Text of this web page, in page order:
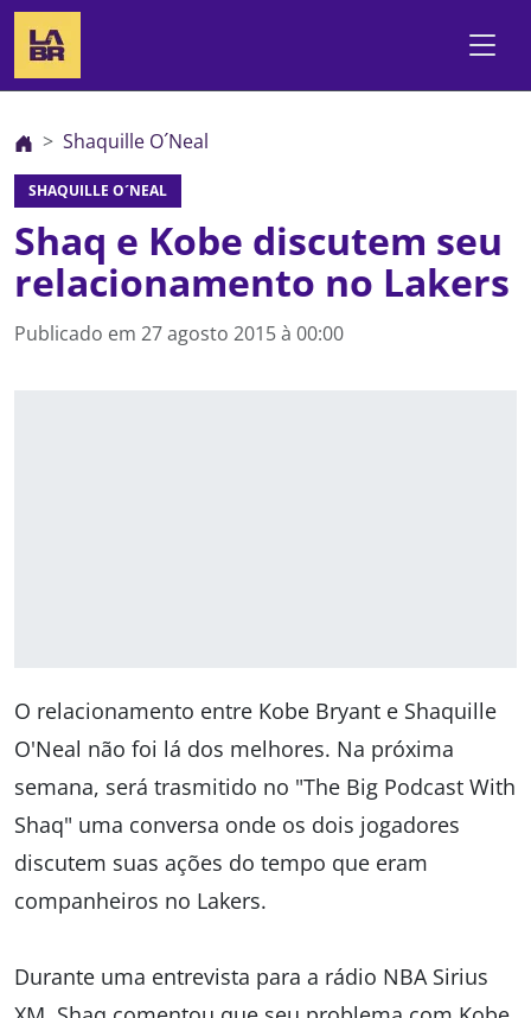
Shaquille O´Neal
SHAQUILLE O´NEAL
Shaq e Kobe discutem seu
relacionamento no Lakers
Publicado em 27 agosto 2015 à 00:00
O relacionamento entre Kobe Bryant e Shaquille
O'Neal não foi lá dos melhores. Na próxima
semana, será trasmitido no "The Big Podcast With
Shaq" uma conversa onde os dois jogadores
discutem suas ações do tempo que eram
companheiros no Lakers.
Durante uma entrevista para a rádio NBA Sirius